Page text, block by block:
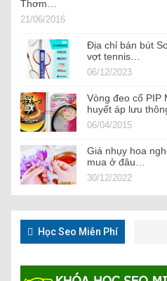
Thơm…
21/06/2016
Địa chỉ bán bút
vợt tennis…
06/12/2023
Vòng đeo cổ PIP
huyết áp lưu
06/04/2015
Giá nhụy hoa
mua ở đâu…
30/12/2022
Học Seo Miễn Phí